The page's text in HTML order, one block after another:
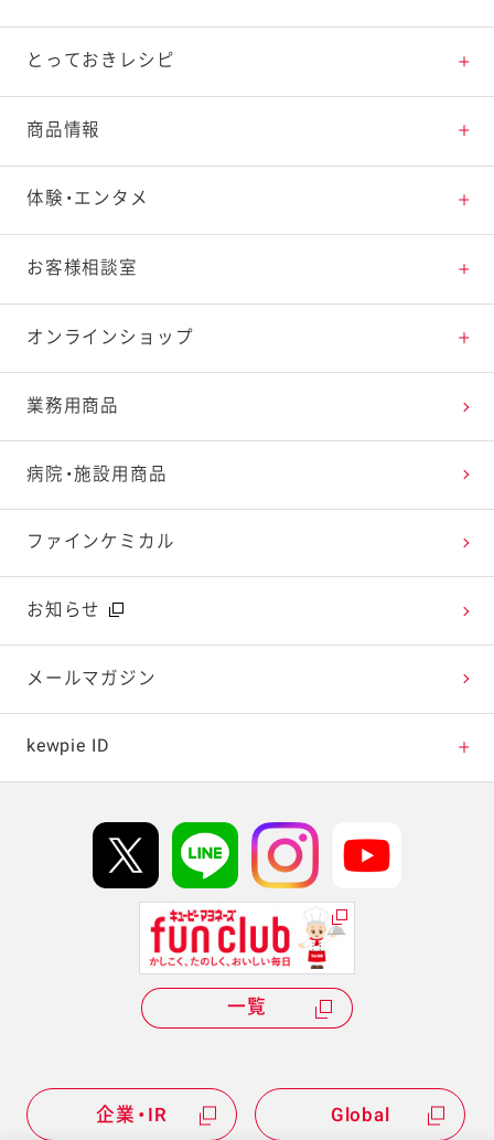
企業・IR Global
とっておきレシピ
とっておきレシピトップ
素材の知識
料理の基本
特集レシピ
レシピランキング
レシピ動画
今日のレシピギャラリー
商品情報
商品情報トップ
新商品・リニューアル品一覧
販売終了商品一覧
体験・エンタメ
体験・エンタメトップ
マヨテラス（見学施設）
オープンキッチン（工場見学）
深谷テラス ヤサイな仲間たちファーム
おたのしみコンテンツ
広告ギャラリー
テレビ・ラジオ
キャンペーン・イベント
お客様相談室
お客様相談室トップ
よくお寄せいただくご質問
お客様の声を活かしました
オンラインショップ
Qummy
キユーピーウエルネス
業務用商品
病院・施設用商品
ファインケミカル
お知らせ
メールマガジン
kewpie ID
Hi! kewpieについて
Qummyについて
一覧